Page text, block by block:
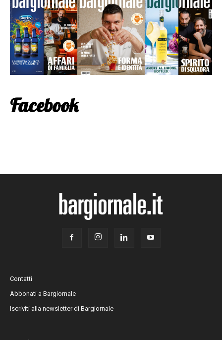
Facebook
Contatti
Abbonati a Bargiornale
Iscriviti alla newsletter di Bargiornale